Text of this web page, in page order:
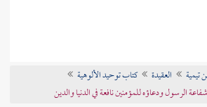
تيمية العقيدة
كتاب توحيد الألوهية
شفاعة الرسول ودعاؤه للمؤمنين نافعة في الدنيا والدين